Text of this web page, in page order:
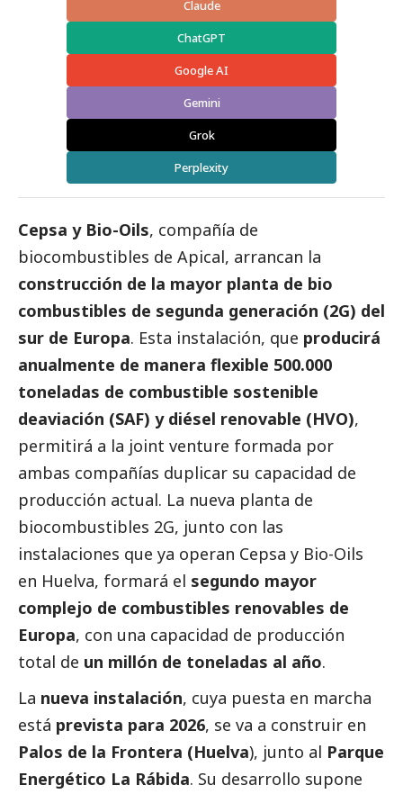
Claude
ChatGPT
Google AI
Gemini
Grok
Perplexity
Cepsa y Bio-Oils, compañía de
biocombustibles de Apical, arrancan la
construcción de la mayor planta de bio
combustibles de segunda generación (2G) del
sur de Europa. Esta instalación, que producirá
anualmente de manera flexible 500.000
toneladas de combustible sostenible
deaviación (SAF) y diésel renovable (HVO),
permitirá a la joint venture formada por
ambas compañías duplicar su capacidad de
producción actual. La nueva planta de
biocombustibles 2G, junto con las
instalaciones que ya operan Cepsa y Bio-Oils
en Huelva, formará el segundo mayor
complejo de combustibles renovables de
Europa, con una capacidad de producción
total de un millón de toneladas al año.
La nueva instalación, cuya puesta en marcha
está prevista para 2026, se va a construir en
Palos de la Frontera (Huelva), junto al Parque
Energético La Rábida. Su desarrollo supone